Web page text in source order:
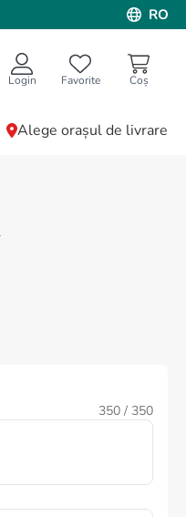
RO
Login Favorite
Alege orașul de livrare
350 / 350